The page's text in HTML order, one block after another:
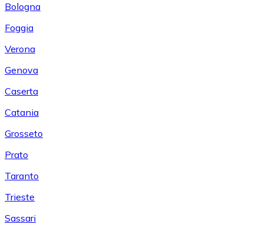
Bologna
Foggia
Verona
Genova
Caserta
Catania
Grosseto
Prato
Taranto
Trieste
Sassari